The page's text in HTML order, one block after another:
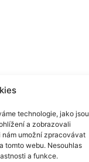
technologie, jako jsou
a zobrazovali
nám umožní zpracovávat
tomto webu. Nesouhlas
a funkce.